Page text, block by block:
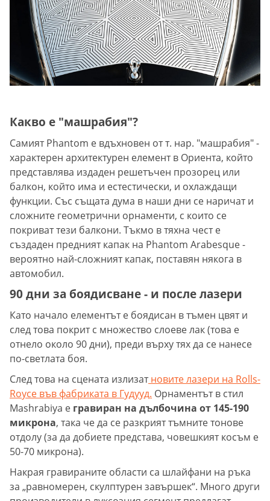
Какво е "машрабия"?
Самият Phantom e вдъхновен от т. нар. "машрабия" -
характерен архитектурен елемент в Ориента, който
представлява издаден решетъчен прозорец или
балкон, който има и естестически, и охлаждащи
функции. Със същата дума в наши дни се наричат и
сложните геометрични орнаменти, с които се
покриват тези балкони. Тъкмо в тяхна чест е
създаден предният капак на Phantom Arabesque -
вероятно най-сложният капак, поставян някога в
автомобил.
90 дни за боядисване - и после лазери
Като начало елементът е боядисан в тъмен цвят и
след това покрит с множество слоеве лак (това е
отнело около 90 дни), преди върху тях да се нанесе
по-светлата боя.
След това на сцената излизатновите лазери на Rolls-
Royce във фабриката в Гудууд. Орнаментът в стил
Mashrabiya е гравиран на дълбочина от 145-190
микрона, така че да се разкрият тъмните тонове
отдолу (за да добиете представа, човешкият косъм е
50-70 микрона).
Накрая гравираните области са шлайфани на ръка
за „равномерен, скулптурен завършек“. Много други